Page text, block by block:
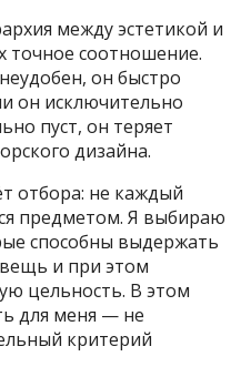
между эстетикой и
точное соотношение.
он быстро
он исключительно
пуст, он теряет
дизайна.
отбора: не каждый
предметом. Я выбираю
способны выдержать
и при этом
цельность. В этом
для меня — не
критерий